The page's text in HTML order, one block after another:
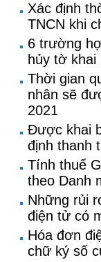
Xác định
TNCN khi
6 trường
hủy tờ
Thời gian
nhân sẽ
2021
Được khai
định thanh
Tính thuế
theo Danh
Những rủi
điện tử có
Hóa đơn
chữ ký số